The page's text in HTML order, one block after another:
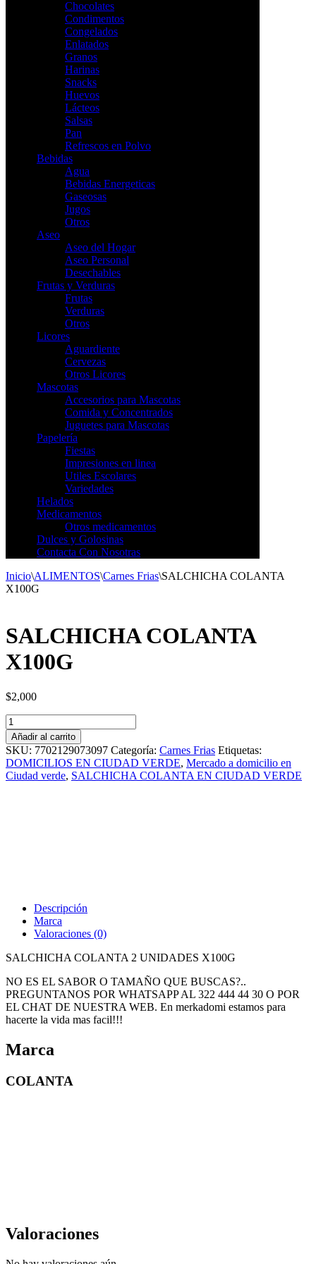
Chocolates
Condimentos
Congelados
Enlatados
Granos
Harinas
Snacks
Huevos
Lácteos
Salsas
Pan
Refrescos en Polvo
Bebidas
Agua
Bebidas Energeticas
Gaseosas
Jugos
Otros
Aseo
Aseo del Hogar
Aseo Personal
Desechables
Frutas y Verduras
Frutas
Verduras
Otros
Licores
Aguardiente
Cervezas
Otros Licores
Mascotas
Accesorios para Mascotas
Comida y Concentrados
Juguetes para Mascotas
Papelería
Fiestas
Impresiones en linea
Utiles Escolares
Variedades
Helados
Medicamentos
Otros medicamentos
Dulces y Golosinas
Contacta Con Nosotras
Inicio\ALIMENTOS\Carnes Frias\SALCHICHA COLANTA
X100G
SALCHICHA COLANTA
X100G
$2,000
SALCHICHA
COLANTA
X100G
cantidad
Añadir al carrito
SKU: 7702129073097 Categoría: Carnes Frias Etiquetas:
DOMICILIOS EN CIUDAD VERDE, Mercado a domicilio en
Ciudad verde, SALCHICHA COLANTA EN CIUDAD VERDE
Descripción
Marca
Valoraciones (0)
SALCHICHA COLANTA 2 UNIDADES X100G
NO ES EL SABOR O TAMAÑO QUE BUSCAS?..
PREGUNTANOS POR WHATSAPP AL 322 444 44 30 O POR
EL CHAT DE NUESTRA WEB. En merkadomi estamos para
hacerte la vida mas facil!!!
Marca
COLANTA
Valoraciones